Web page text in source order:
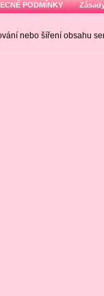
PODMÍNKY
nebo šíření obsahu